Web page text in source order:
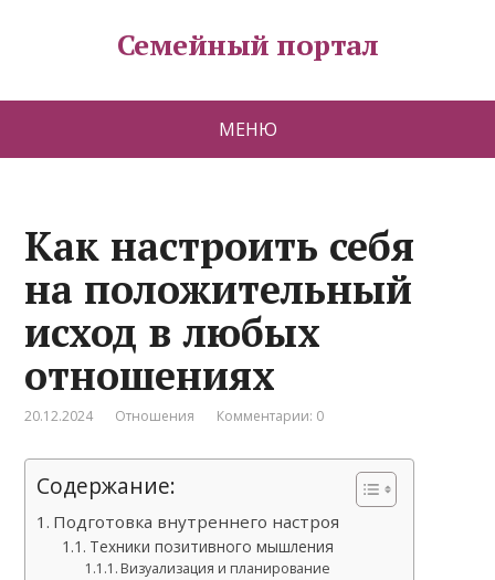
Семейный портал
МЕНЮ
Как настроить себя
на положительный
исход в любых
отношениях
20.12.2024 Отношения Комментарии: 0
Содержание:
Подготовка внутреннего настроя
Техники позитивного мышления
Визуализация и планирование